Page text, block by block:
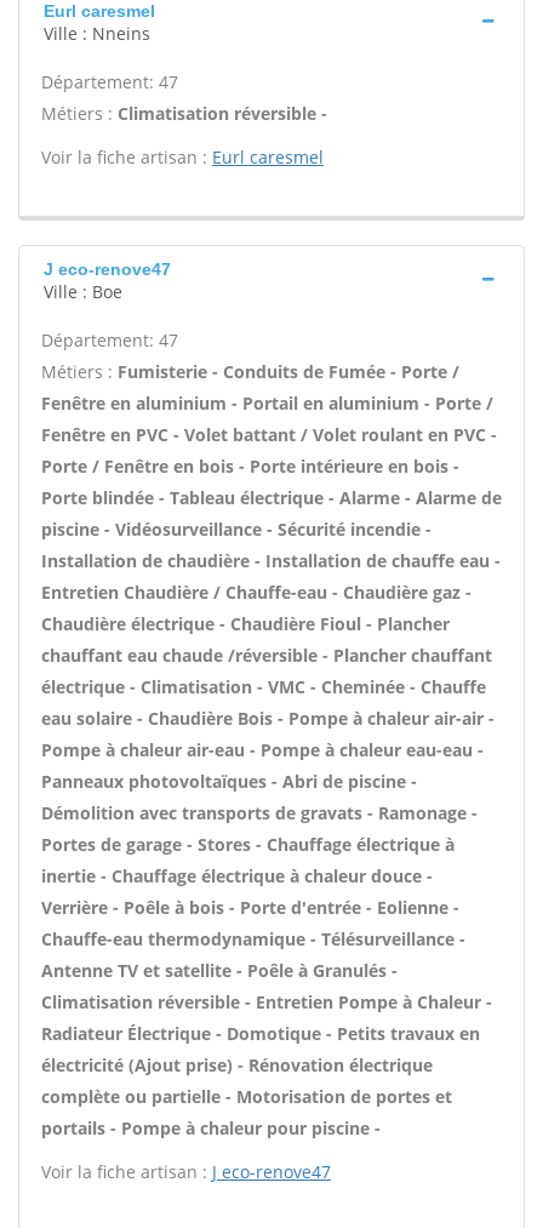
Eurl caresmel
Ville : Nneins
Département: 47
Métiers : Climatisation réversible -
Voir la fiche artisan : Eurl caresmel
J eco-renove47
Ville : Boe
Département: 47
Métiers : Fumisterie - Conduits de Fumée - Porte /
Fenêtre en aluminium - Portail en aluminium - Porte /
Fenêtre en PVC - Volet battant / Volet roulant en PVC -
Porte / Fenêtre en bois - Porte intérieure en bois -
Porte blindée - Tableau électrique - Alarme - Alarme de
piscine - Vidéosurveillance - Sécurité incendie -
Installation de chaudière - Installation de chauffe eau -
Entretien Chaudière / Chauffe-eau - Chaudière gaz -
Chaudière électrique - Chaudière Fioul - Plancher
chauffant eau chaude /réversible - Plancher chauffant
électrique - Climatisation - VMC - Cheminée - Chauffe
eau solaire - Chaudière Bois - Pompe à chaleur air-air -
Pompe à chaleur air-eau - Pompe à chaleur eau-eau -
Panneaux photovoltaïques - Abri de piscine -
Démolition avec transports de gravats - Ramonage -
Portes de garage - Stores - Chauffage électrique à
inertie - Chauffage électrique à chaleur douce -
Verrière - Poêle à bois - Porte d'entrée - Eolienne -
Chauffe-eau thermodynamique - Télésurveillance -
Antenne TV et satellite - Poêle à Granulés -
Climatisation réversible - Entretien Pompe à Chaleur -
Radiateur Électrique - Domotique - Petits travaux en
électricité (Ajout prise) - Rénovation électrique
complète ou partielle - Motorisation de portes et
portails - Pompe à chaleur pour piscine -
Voir la fiche artisan : J eco-renove47